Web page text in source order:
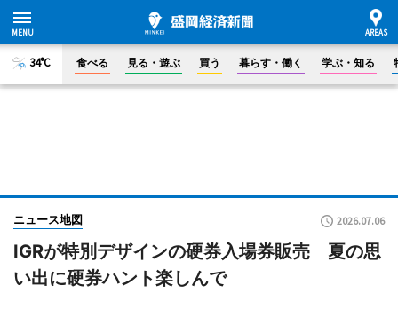
34°C 食べる 見る・遊ぶ 買う 暮らす・働く 学ぶ・知る
ニュース地図 2026.07.06
IGRが特別デザインの硬券入場券販売 夏の思
い出に硬券ハント楽しんで